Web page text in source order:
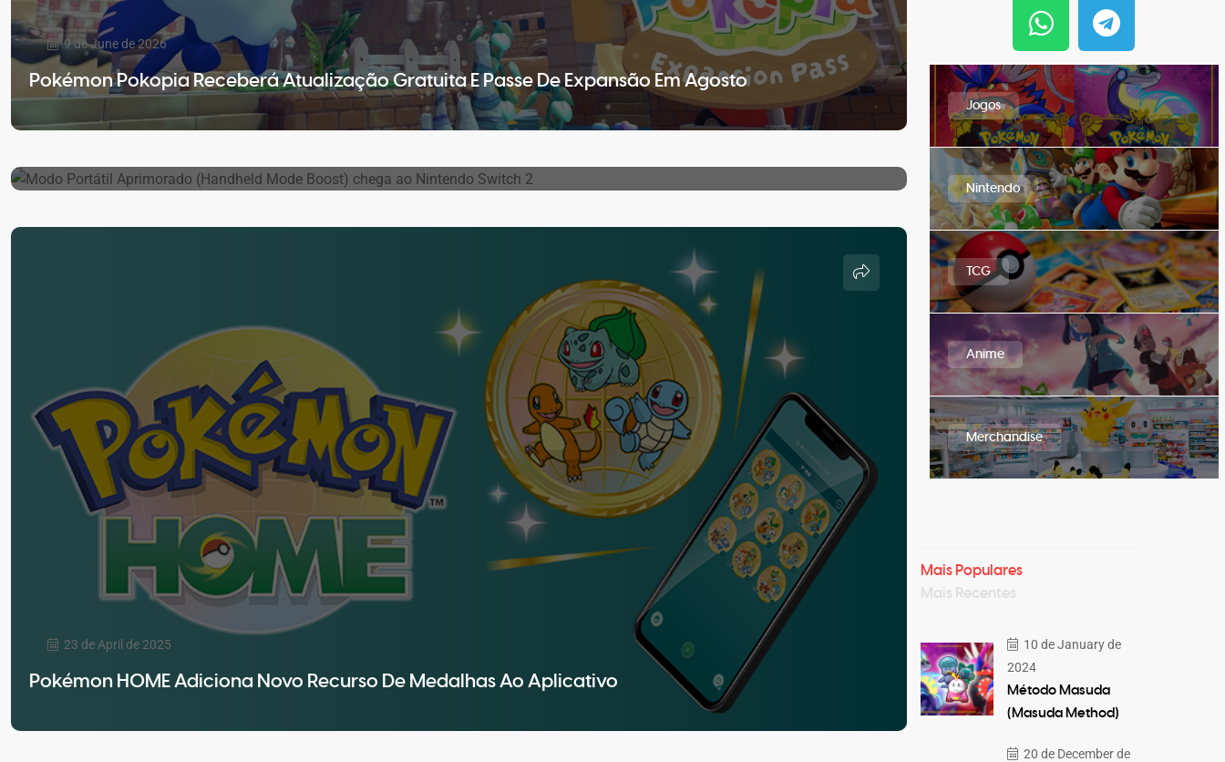
9 de June de 2026
Pokémon Pokopia Receberá Atualização Gratuita E Passe De Expansão Em Agosto
18 de March de 2026
23 de April de 2025
Pokémon HOME Adiciona Novo Recurso De Medalhas Ao Aplicativo
Jogos
Nintendo
TCG
Anime
Merchandise
Mais Populares
Mais Recentes
10 de January de
2024
Método Masuda
(Masuda Method)
20 de December de